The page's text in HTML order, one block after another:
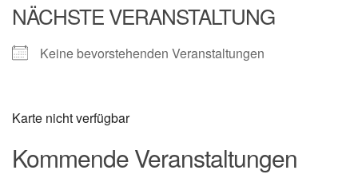
NÄCHSTE VERANSTALTUNG
Keine bevorstehenden Veranstaltungen
Karte nicht verfügbar
Kommende Veranstaltungen